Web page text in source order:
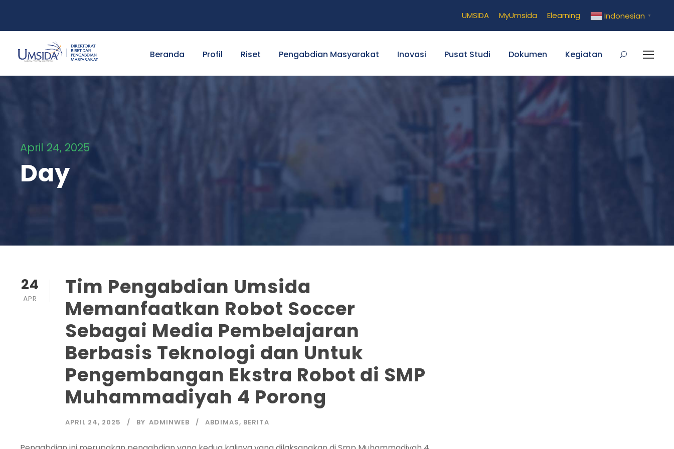
UMSIDA MyUmsida Elearning Indonesian ▼
Beranda Profil Riset Pengabdian Masyarakat Inovasi Pusat Studi Dokumen Kegiatan
April 24, 2025
Day
24
APR
Tim Pengabdian Umsida
Memanfaatkan Robot Soccer
Sebagai Media Pembelajaran
Berbasis Teknologi dan Untuk
Pengembangan Ekstra Robot di SMP
Muhammadiyah 4 Porong
APRIL 24, 2025 BY ADMINWEB ABDIMAS, BERITA